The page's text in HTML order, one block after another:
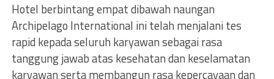
Hotel berbintang empat dibawah naungan
Archipelago International ini telah menjalani tes
rapid kepada seluruh karyawan sebagai rasa
tanggung jawab atas kesehatan dan keselamatan
karyawan serta membangun rasa kepercayaan dan